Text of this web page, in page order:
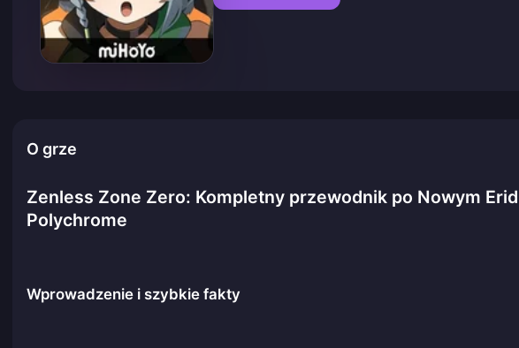
O grze
Zenless Zone Zero: Kompletny przewodnik po Nowym
Polychrome
Wprowadzenie i szybkie fakty